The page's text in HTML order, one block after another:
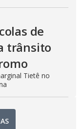
de
trânsito
Tietê no